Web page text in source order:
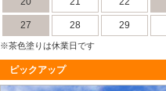
27 28 29
※茶色塗りは休業日です
ピックアップ